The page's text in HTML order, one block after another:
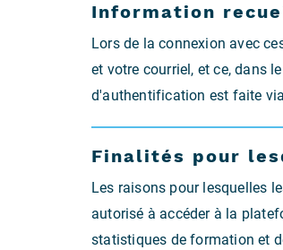
Information
Lors de la connexion avec
et votre courriel, et ce, dans
d'authentification est faite
Finalités pour
Les raisons pour lesquelles
autorisé à accéder à la
statistiques de formation et